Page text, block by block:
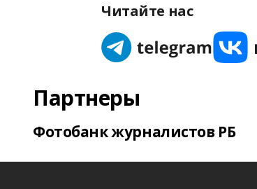
Читайте нас
Партнеры
Фотобанк журналистов РБ